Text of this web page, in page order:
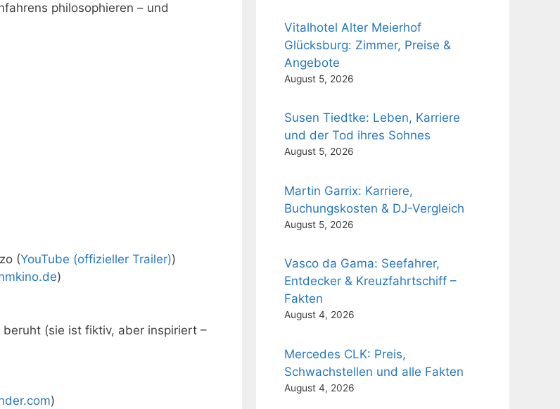
philosophieren – und
(YouTube (offizieller Trailer))
)
(sie ist fiktiv, aber inspiriert –
)
Vitalhotel Alter Meierhof
Glücksburg: Zimmer, Preise &
Angebote
August 5, 2026
Susen Tiedtke: Leben, Karriere
und der Tod ihres Sohnes
August 5, 2026
Martin Garrix: Karriere,
Buchungskosten & DJ-Vergleich
August 5, 2026
Vasco da Gama: Seefahrer,
Entdecker & Kreuzfahrtschiff –
Fakten
August 4, 2026
Mercedes CLK: Preis,
Schwachstellen und alle Fakten
August 4, 2026